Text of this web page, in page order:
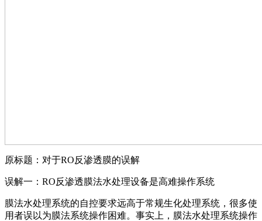
原标题：对于RO反渗透膜的误解
误解一：RO反渗透膜法水处理设备是高难操作系统
膜法水处理系统的自控要求远高于常规生化处理系统，很多使
用者误以为膜法系统操作困难。事实上，膜法水处理系统操作